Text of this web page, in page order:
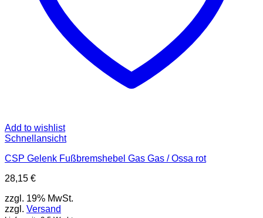
Add to wishlist
Schnellansicht
CSP Gelenk Fußbremshebel Gas Gas / Ossa rot
28,15 €
zzgl. 19% MwSt.
zzgl. Versand